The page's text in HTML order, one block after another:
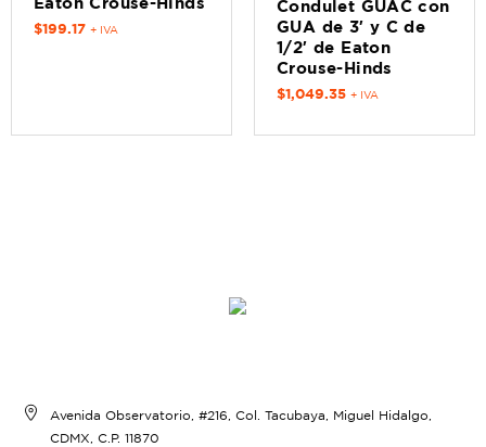
$199.17 + IVA
Condulet GUAC con
GUA de 3′ y C de
1/2′ de Eaton
Crouse-Hinds
$1,049.35 + IVA
Avenida Observatorio, #216, Col. Tacubaya, Miguel Hidalgo,
CDMX, C.P. 11870